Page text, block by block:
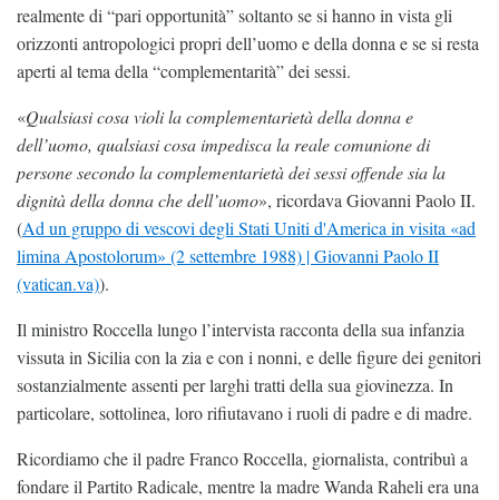
realmente di “pari opportunità” soltanto se si hanno in vista gli
orizzonti antropologici propri dell’uomo e della donna e se si resta
aperti al tema della “complementarità” dei sessi.
«Qualsiasi cosa violi la complementarietà della donna e
dell’uomo, qualsiasi cosa impedisca la reale comunione di
persone secondo la complementarietà dei sessi offende sia la
dignità della donna che dell’uomo», ricordava Giovanni Paolo II.
(Ad un gruppo di vescovi degli Stati Uniti d'America in visita «ad
limina Apostolorum» (2 settembre 1988) | Giovanni Paolo II
(vatican.va)).
Il ministro Roccella lungo l’intervista racconta della sua infanzia
vissuta in Sicilia con la zia e con i nonni, e delle figure dei genitori
sostanzialmente assenti per larghi tratti della sua giovinezza. In
particolare, sottolinea, loro rifiutavano i ruoli di padre e di madre.
Ricordiamo che il padre Franco Roccella, giornalista, contribuì a
fondare il Partito Radicale, mentre la madre Wanda Raheli era una